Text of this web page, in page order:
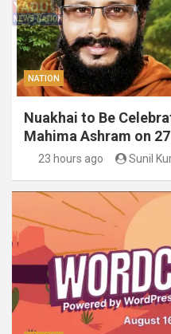
NATION
Nuakhai to Be
Mahima Ashram on
23 hours ago Sunil